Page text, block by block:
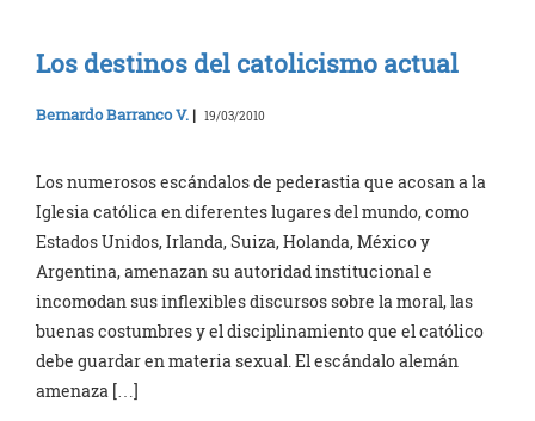
Los destinos del catolicismo actual
Bernardo Barranco V. | 19/03/2010
Los numerosos escándalos de pederastia que acosan a la
Iglesia católica en diferentes lugares del mundo, como
Estados Unidos, Irlanda, Suiza, Holanda, México y
Argentina, amenazan su autoridad institucional e
incomodan sus inflexibles discursos sobre la moral, las
buenas costumbres y el disciplinamiento que el católico
debe guardar en materia sexual. El escándalo alemán
amenaza […]